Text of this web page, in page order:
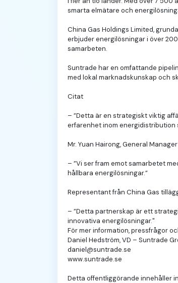
smarta elmätare och
China Gas Holdings Limited,
erbjuder energilösningar i över
samarbeten.
Suntrade har en omfattande
med lokal marknadskunskap och
Citat
– ”Detta är en strategiskt viktig
erfarenhet inom energidistribution
Mr. Yuan Hairong, General
– ”Vi ser fram emot samarbetet
hållbara energilösningar.”
Representant från China Gas
– ”Detta partnerskap är ett
innovativa energilösningar."
För mer information, pressfrågor
Daniel Hedström, VD – Suntrade
daniel@suntrade.se
www.suntrade.se
Detta offentliggörande innehåller